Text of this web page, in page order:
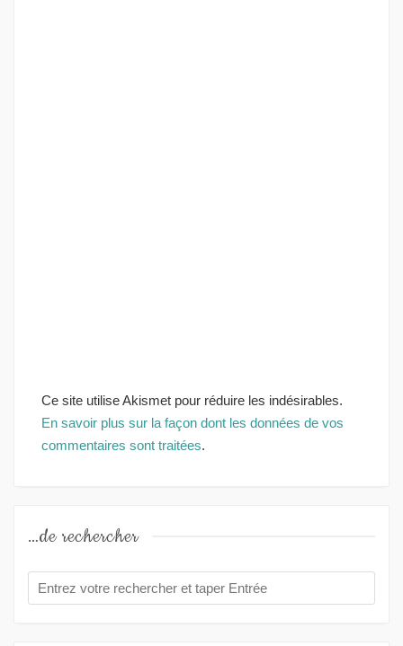
Ce site utilise Akismet pour réduire les indésirables.
En savoir plus sur la façon dont les données de vos
commentaires sont traitées.
…de rechercher